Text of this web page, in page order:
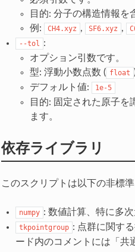
目的: 分子の構造情報を
例:
CH4.xyz , SF6.xyz ,
--tol :
オプション引数です。
型: 浮動小数点数 ( float
デフォルト値:
1e-5
目的: 固定された原子を
ます。
依存ライブラリ
このスクリプトは以下の非標
numpy : 数値計算、特に多
tkpointgroup : 点群に関す
ード内のコメントには「共